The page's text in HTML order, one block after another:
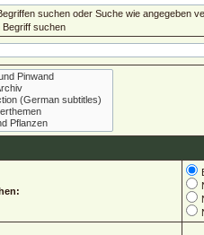
suchen oder Suche wie angegeben
Begriff suchen